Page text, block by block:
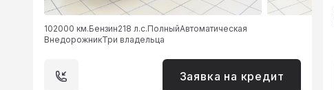
102000 км.Бензин218 л.с.ПолныйАвтоматическая
ВнедорожникТри владельца
Заявка на кредит